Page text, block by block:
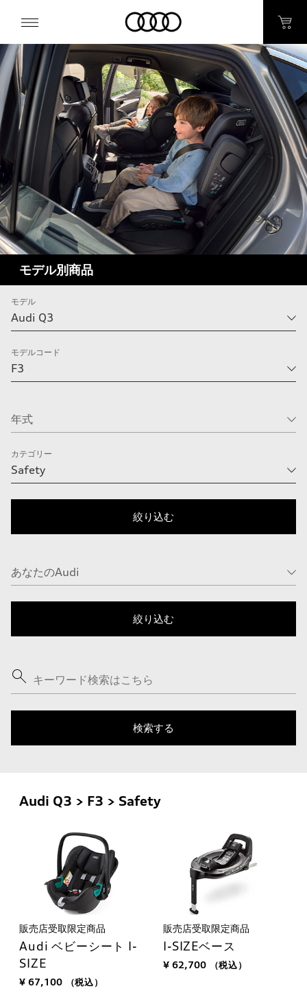
モデル別商品
モデル
モデルコード
カテゴリー
Audi Q3 > F3 > Safety
販売店受取限定商品
Audi ベビーシート I-
SIZE
¥ 67,100 （税込）
販売店受取限定商品
I-SIZEベース
¥ 62,700 （税込）